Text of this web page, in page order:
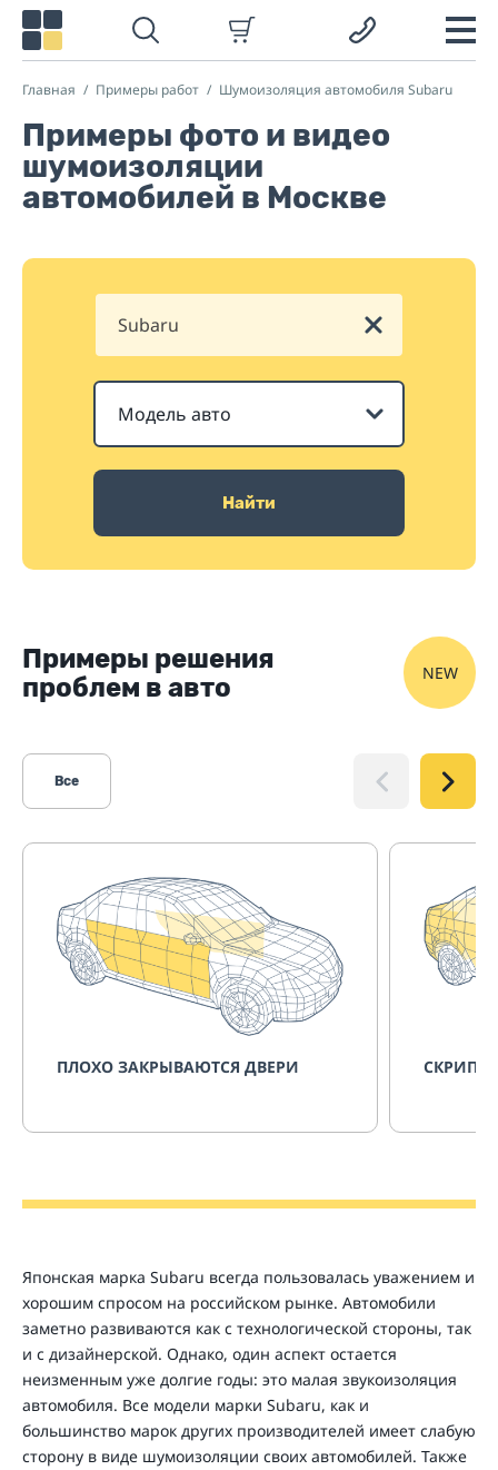
Главная Примеры работ Шумоизоляция автомобиля Subaru
Примеры фото и видео
шумоизоляции
автомобилей в Москве
Subaru
Модель авто
Найти
Примеры решения
проблем в авто
NEW
Все
ПЛОХО ЗАКРЫВАЮТСЯ ДВЕРИ
Японская марка Subaru всегда пользовалась уважением и
хорошим спросом на российском рынке. Автомобили
заметно развиваются как с технологической стороны, так
и с дизайнерской. Однако, один аспект остается
неизменным уже долгие годы: это малая звукоизоляция
автомобиля. Все модели марки Subaru, как и
большинство марок других производителей имеет слабую
сторону в виде шумоизоляции своих автомобилей. Также